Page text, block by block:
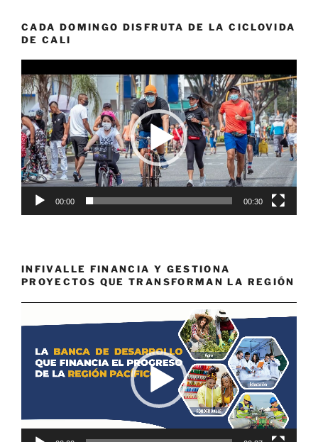
CADA DOMINGO DISFRUTA DE LA CICLOVIDA
DE CALI
de
vídeo
00:00 00:30
INFIVALLE FINANCIA Y GESTIONA
PROYECTOS QUE TRANSFORMAN LA REGIÓN
de